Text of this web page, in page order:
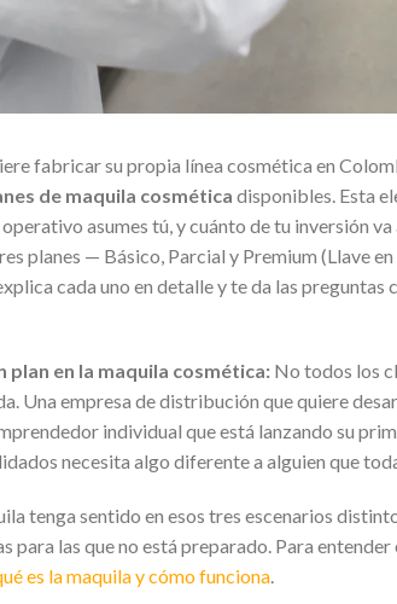
fabricar su propia línea cosmética en
de maquila cosmética disponibles. Esta
asumes tú, y cuánto de tu inversión
planes — Básico, Parcial y Premium (Llave
cada uno en detalle y te da las preguntas
plan en la maquila cosmética: No todos los
Una empresa de distribución que quiere
individual que está lanzando su
necesita algo diferente a alguien que
tenga sentido en esos tres escenarios
para las que no está preparado. Para
es la maquila y cómo funciona.